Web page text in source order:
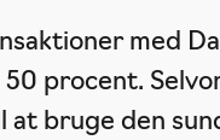
med
procent.
bruge den